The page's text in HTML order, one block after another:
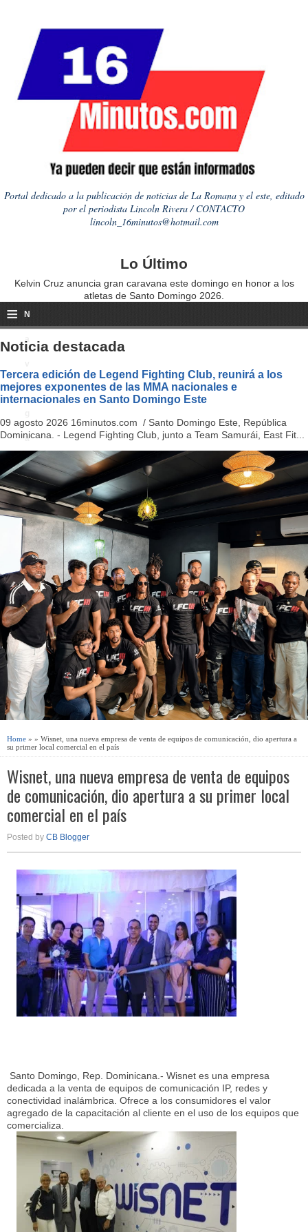
Portal dedicado a la publicación de noticias de La Romana y el este, editado
por el periodista Lincoln Rivera / CONTACTO
lincoln_16minutos@hotmail.com
Lo Último
Kelvin Cruz anuncia gran caravana este domingo en honor a los
atletas de Santo Domingo 2026.
≡ N
a
i
a
ti
o
n
Noticia destacada
Tercera edición de Legend Fighting Club, reunirá a los
mejores exponentes de las MMA nacionales e
internacionales en Santo Domingo Este
09 agosto 2026 16minutos.com / Santo Domingo Este, República
Dominicana. - Legend Fighting Club, junto a Team Samurái, East Fit...
Home » » Wisnet, una nueva empresa de venta de equipos de comunicación, dio apertura a
su primer local comercial en el país
Wisnet, una nueva empresa de venta de equipos
de comunicación, dio apertura a su primer local
comercial en el país
Posted by CB Blogger
Santo Domingo, Rep. Dominicana.- Wisnet es una empresa
dedicada a la venta de equipos de comunicación IP, redes y
conectividad inalámbrica. Ofrece a los consumidores el valor
agregado de la capacitación al cliente en el uso de los equipos que
comercializa.